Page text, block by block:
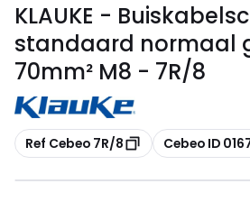
KLAUKE -
standaard normaal
70mm² M8 - 7R/8
Kopiëren
Ref Cebeo 7R/8 Kopiëren
Cebeo ID